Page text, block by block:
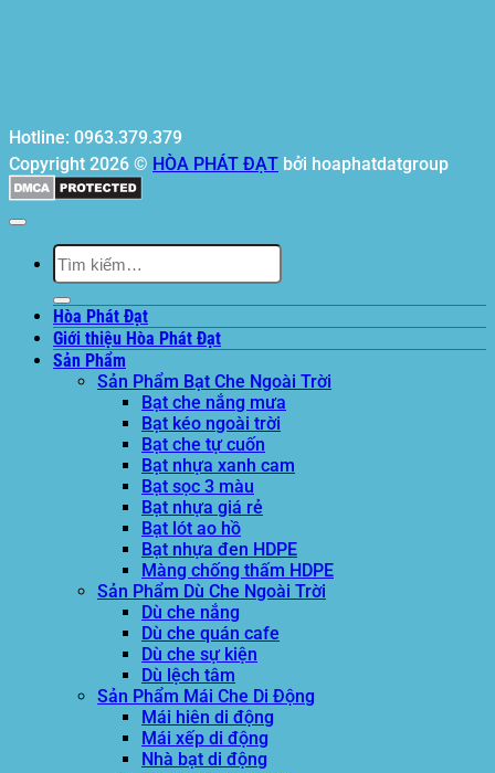
Hotline: 0963.379.379
Copyright 2026 © HÒA PHÁT ĐẠT bởi hoaphatdatgroup
Tìm
kiếm:
Hòa Phát Đạt
Giới thiệu Hòa Phát Đạt
Sản Phẩm
Sản Phẩm Bạt Che Ngoài Trời
Bạt che nắng mưa
Bạt kéo ngoài trời
Bạt che tự cuốn
Bạt nhựa xanh cam
Bạt sọc 3 màu
Bạt nhựa giá rẻ
Bạt lót ao hồ
Bạt nhựa đen HDPE
Màng chống thấm HDPE
Sản Phẩm Dù Che Ngoài Trời
Dù che nắng
Dù che quán cafe
Dù che sự kiện
Dù lệch tâm
Sản Phẩm Mái Che Di Động
Mái hiên di động
Mái xếp di động
Nhà bạt di động